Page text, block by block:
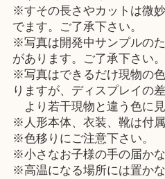
※すその長さやカットは微
でます。ご了承下さい。
※写真は開発中サンプルの
があります。ご了承下さい。
※写真はできるだけ現物の
りますが、ディスプレイの
より若干現物と違う色に見
※人形本体、衣装、靴は付属
※色移りにご注意下さい。
※小さなお子様の手の届か
※高温になる場所には置か